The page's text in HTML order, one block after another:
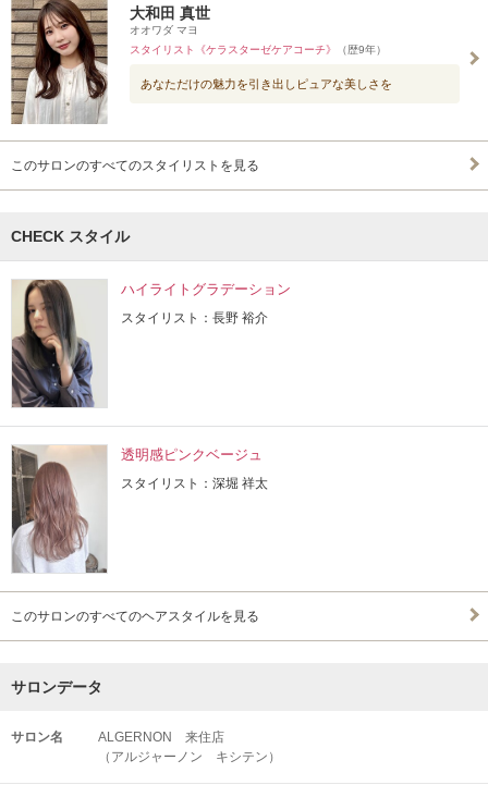
大和田 真世
オオワダ マヨ
スタイリスト《ケラスターゼケアコーチ》
（歴9年）
あなただけの魅力を引き出しピュアな美しさを
このサロンのすべてのスタイリストを見る
CHECK スタイル
ハイライトグラデーション
スタイリスト：長野 裕介
透明感ピンクベージュ
スタイリスト：深堀 祥太
このサロンのすべてのヘアスタイルを見る
サロンデータ
サロン名
ALGERNON 来住店
（アルジャーノン キシテン）